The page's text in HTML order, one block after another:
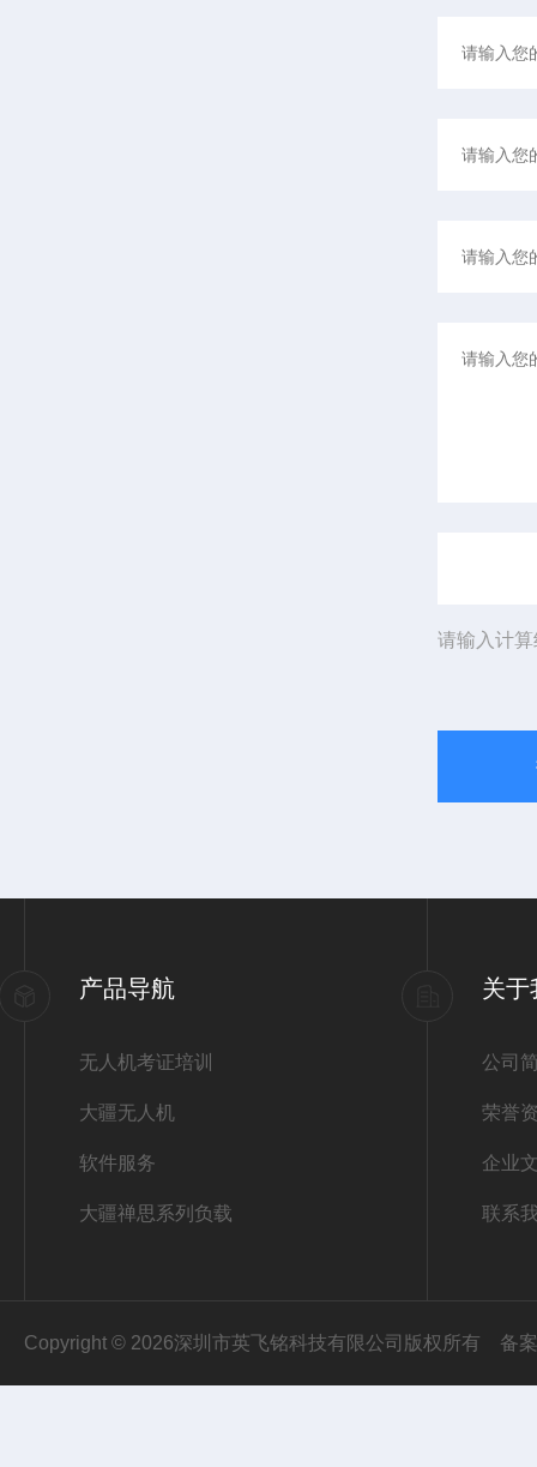
请输入计
产品导航
无人机考证培训
大疆无人机
软件服务
大疆禅思系列负载
关于
公司
荣誉
企业
联系
Copyright © 2026深圳市英飞铭科技有限公司版权所有 备